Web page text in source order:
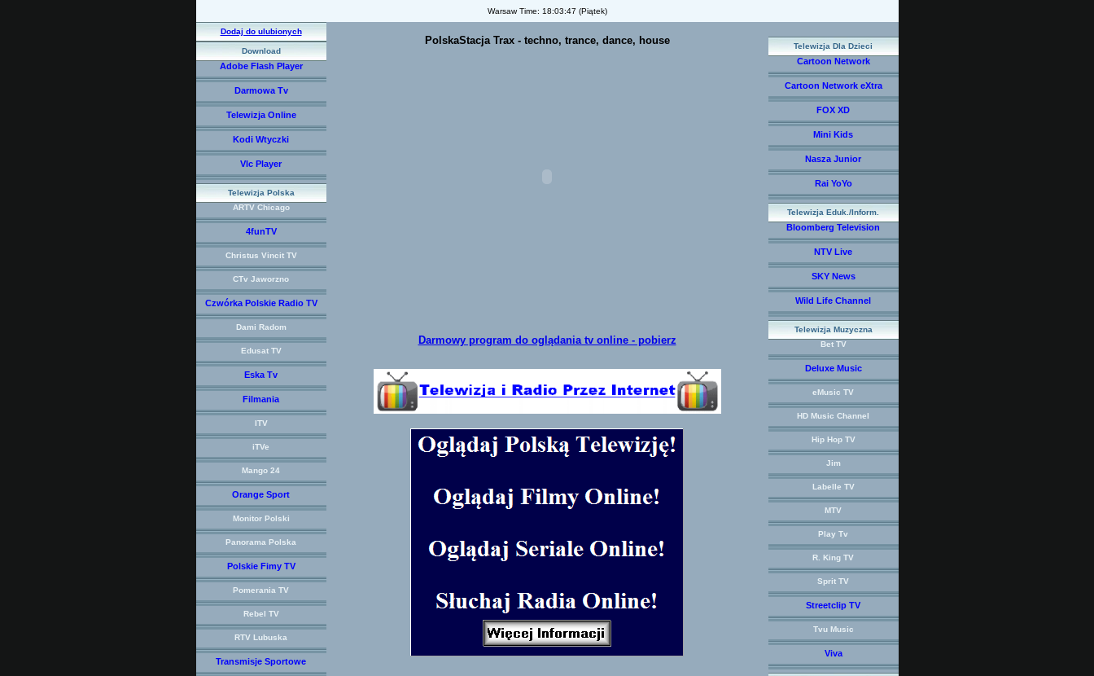
Warsaw Time: 18:03:47 (Piątek)
Dodaj do ulubionych
Download
Adobe Flash Player
Darmowa Tv
Telewizja Online
Kodi Wtyczki
Vlc Player
Telewizja Polska
ARTV Chicago
4funTV
Christus Vincit TV
CTv Jaworzno
Czwórka Polskie Radio TV
Dami Radom
Edusat TV
Eska Tv
Filmania
ITV
iTVe
Mango 24
Orange Sport
Monitor Polski
Panorama Polska
Polskie Fimy TV
Pomerania TV
Rebel TV
RTV Lubuska
Transmisje Sportowe
PolskaStacja Trax - techno, trance, dance, house
Darmowy program do oglądania tv online - pobierz
Telewizja Dla Dzieci
Cartoon Network
Cartoon Network eXtra
FOX XD
Mini Kids
Nasza Junior
Rai YoYo
Telewizja Eduk./Inform.
Bloomberg Television
NTV Live
SKY News
Wild Life Channel
Telewizja Muzyczna
Bet TV
Deluxe Music
eMusic TV
HD Music Channel
Hip Hop TV
Jim
Labelle TV
MTV
Play Tv
R. King TV
Sprit TV
Streetclip TV
Tvu Music
Viva